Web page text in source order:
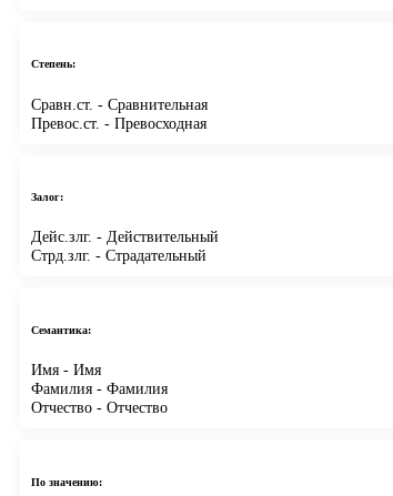
Степень:
Сравн.ст. - Сравнительная
Превос.ст. - Превосходная
Залог:
Дейс.злг. - Действительный
Стрд.злг. - Страдательный
Семантика:
Имя - Имя
Фамилия - Фамилия
Отчество - Отчество
По значению: